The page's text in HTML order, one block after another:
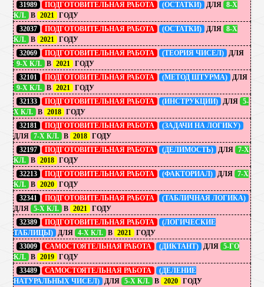
31989
ПОДГОТОВИТЕЛЬНАЯ РАБОТА (ОСТАТКИ) ДЛЯ 8-Х
КЛ.
В 2021 ГОДУ
32037
ПОДГОТОВИТЕЛЬНАЯ РАБОТА (ОСТАТКИ) ДЛЯ 8-Х
КЛ.
В 2021 ГОДУ
32069
ПОДГОТОВИТЕЛЬНАЯ РАБОТА (ТЕОРИЯ ЧИСЕЛ) ДЛЯ
9-Х КЛ.
В 2021 ГОДУ
32101
ПОДГОТОВИТЕЛЬНАЯ РАБОТА (МЕТОД ШТУРМА) ДЛЯ
9-Х КЛ.
В 2021 ГОДУ
32133
ПОДГОТОВИТЕЛЬНАЯ РАБОТА (ИНСТРУКЦИИ) ДЛЯ 5-
Х КЛ.
В 2018 ГОДУ
32181
ПОДГОТОВИТЕЛЬНАЯ РАБОТА
(ЗАДАЧИ НА ЛОГИКУ)
ДЛЯ 7-Х КЛ. В 2018 ГОДУ
32197
ПОДГОТОВИТЕЛЬНАЯ РАБОТА (ДЕЛИМОСТЬ) ДЛЯ 7-Х
КЛ.
В 2018 ГОДУ
32213
ПОДГОТОВИТЕЛЬНАЯ РАБОТА (ФАКТОРИАЛ) ДЛЯ 7-Х
КЛ.
В 2020 ГОДУ
32341
ПОДГОТОВИТЕЛЬНАЯ РАБОТА
(ТАБЛИЧНАЯ ЛОГИКА)
ДЛЯ 5-Х КЛ. В 2021 ГОДУ
32389
ПОДГОТОВИТЕЛЬНАЯ РАБОТА
(ЛОГИЧЕСКИЕ
ТАБЛИЦЫ) ДЛЯ 4-Х КЛ. В 2021 ГОДУ
33009
САМОСТОЯТЕЛЬНАЯ РАБОТА (ДИКТАНТ) ДЛЯ 5-ГО
КЛ.
В 2019 ГОДУ
33489
САМОСТОЯТЕЛЬНАЯ РАБОТА
(ДЕЛЕНИЕ
НАТУРАЛЬНЫХ ЧИСЕЛ) ДЛЯ 5-Х КЛ. В 2020 ГОДУ